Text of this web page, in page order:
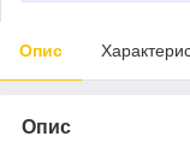
Опис
Опис